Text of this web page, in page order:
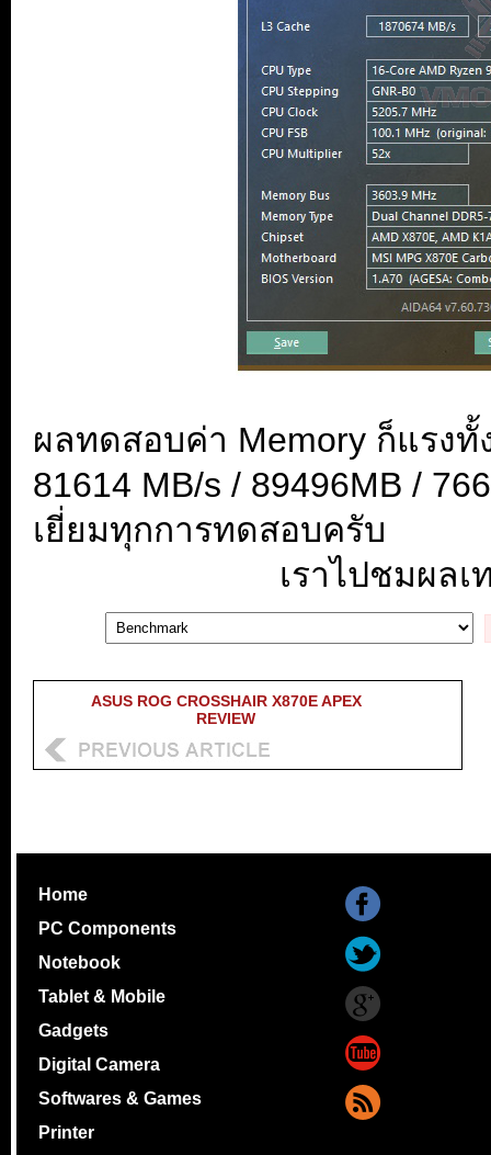
ผลทดสอบค่า Memory ก็แรง
81614 MB/s / 89496MB /
เยี่ยมทุกการทดสอบครับ
เราไปชมผล
ASUS ROG CROSSHAIR X870E APEX
REVIEW
Home
PC Components
Notebook
Tablet & Mobile
Gadgets
Digital Camera
Softwares & Games
Printer